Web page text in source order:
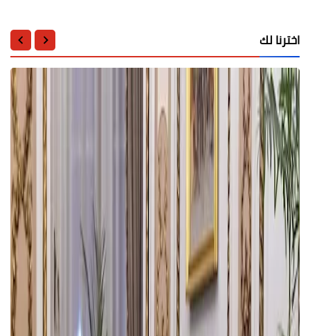
اخترنا لك